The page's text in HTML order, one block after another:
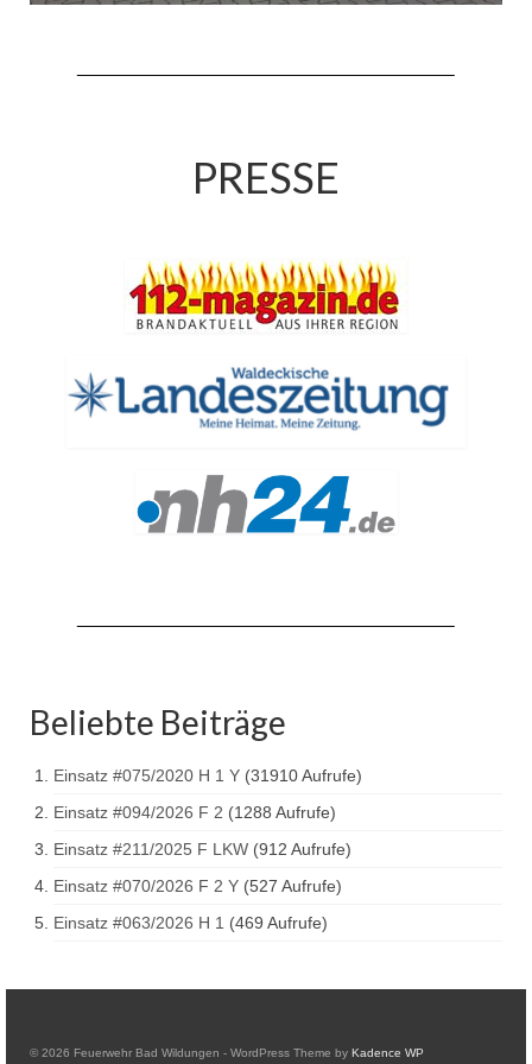
Benefizkonzert 2021
Fahrzeuge & Technik
Stützpunkt
Einsatzfahrzeuge
Einsatzleitwagen ELW 1
Drehleiter DLK 23/12
Tanklöschfahrzeug TLF 4000
Löschgruppenfahrzeug LF 20 KatS
Gerätewagen Logistik GW-L 2
Tanklöschfahrzeug TLF 16/24 Tr
Gerätewagen Gefahrgut GW-G
GDekonP-LKW
PRESSE
Beliebte Beiträge
Einsatz #075/2020 H 1 Y (31910 Aufrufe)
Einsatz #094/2026 F 2 (1288 Aufrufe)
Einsatz #211/2025 F LKW (912 Aufrufe)
Einsatz #070/2026 F 2 Y (527 Aufrufe)
Einsatz #063/2026 H 1 (469 Aufrufe)
© 2026 Feuerwehr Bad Wildungen - WordPress Theme by Kadence WP